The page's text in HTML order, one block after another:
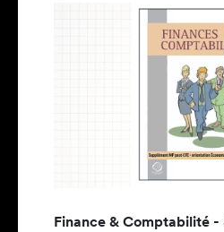
Finance & Comptabilité